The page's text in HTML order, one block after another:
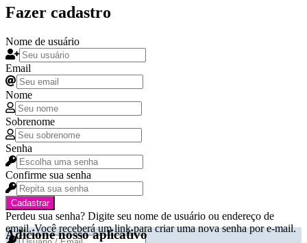
Fazer cadastro
Nome de usuário
Email
Nome
Sobrenome
Senha
Confirme sua senha
Cadastrar
Perdeu sua senha? Digite seu nome de usuário ou endereço de
email. Você receberá um link para criar uma nova senha por e-mail.
Adicione nosso aplicativo